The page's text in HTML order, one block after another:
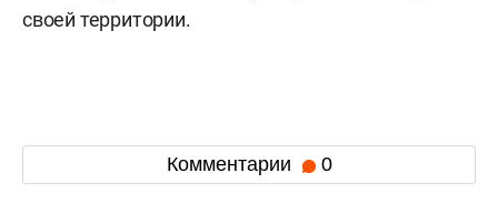
своей территории.
Комментарии 0